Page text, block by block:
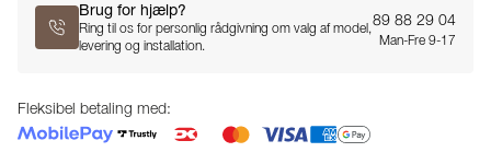
Brug for hjælp?
Ring til os for personlig rådgivning om valg af model,
levering og installation.
89 88 29 04
Man-Fre 9-17
Fleksibel betaling med: